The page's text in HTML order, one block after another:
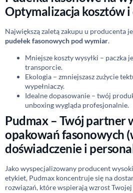
Optymalizacja kosztów
Największą zaletą zakupu u producenta
pudełek fasonowych pod wymiar.
Mniejsze koszty wysyłki – paczka
transporcie.
Ekologia – zmniejszasz zużycie
wypełniaczy.
Idealne dopasowanie – twój
unboxing wygląda profesjonalnie.
Pudmax – Twój partner
opakowań fasonowych
doświadczenie i
Jako wyspecjalizowany producent
etykiet, Pudmax koncentruje się na
rozwiązań, które wspierają wzrost